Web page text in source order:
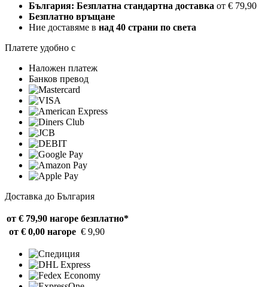
България: Безплатна стандартна доставка от € 79,90
Безплатно връщане
Ние доставяме в над 40 страни по света
Платете удобно с
Наложен платеж
Банков превод
Доставка до България
от € 79,90 нагоре безплатно*
от € 0,00 нагоре € 9,90